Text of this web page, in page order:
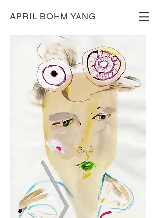
APRIL BOHM YANG